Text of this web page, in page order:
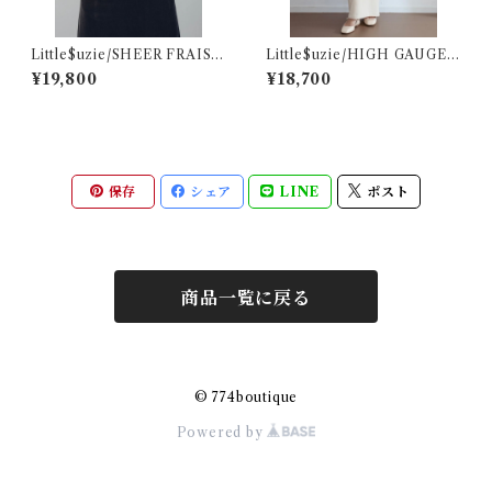
Little$uzie/SHEER FRAISE
DISTORTED HENRY(Ecr
u)
¥19,800
Little$uzie/HIGH GAUGE
PILE LONG SKIRT(Ivory)
¥18,700
保存 シェア LINE ポスト
商品一覧に戻る
© 774boutique
Powered by